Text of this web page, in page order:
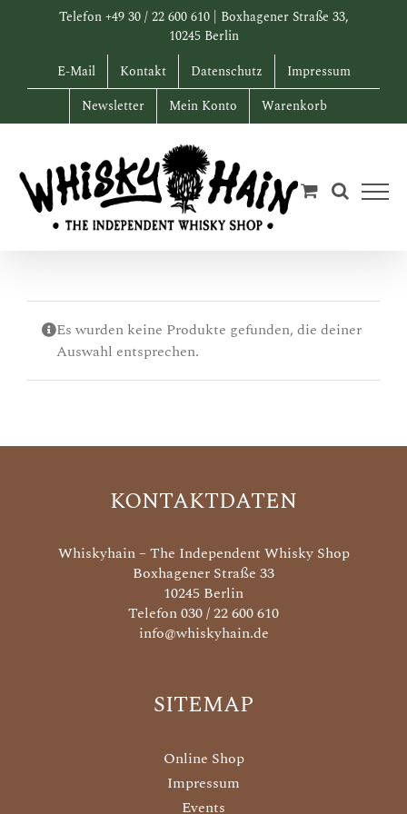
Telefon +49 30 / 22 600 610 | Boxhagener Straße 33,
10245 Berlin
E-Mail
Kontakt Datenschutz
Impressum
Newsletter
Mein Konto Warenkorb
Es wurden keine Produkte gefunden, die deiner
Auswahl entsprechen.
KONTAKTDATEN
Whiskyhain – The Independent Whisky Shop
Boxhagener Straße 33
10245 Berlin
Telefon 030 / 22 600 610
info@whiskyhain.de
SITEMAP
Online Shop
Impressum
Events